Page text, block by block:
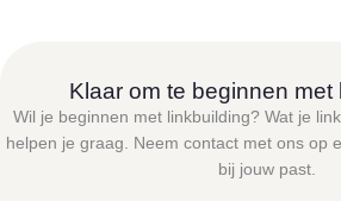
kan
gekozen
worden
op
Klaar om te beginnen met
Wil je beginnen met linkbuilding? Wat je
helpen je graag. Neem contact met ons op
bij jouw past.